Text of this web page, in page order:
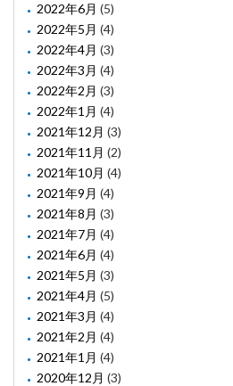
2022年6月 (5)
2022年5月 (4)
2022年4月 (3)
2022年3月 (4)
2022年2月 (3)
2022年1月 (4)
2021年12月 (3)
2021年11月 (2)
2021年10月 (4)
2021年9月 (4)
2021年8月 (3)
2021年7月 (4)
2021年6月 (4)
2021年5月 (3)
2021年4月 (5)
2021年3月 (4)
2021年2月 (4)
2021年1月 (4)
2020年12月 (3)